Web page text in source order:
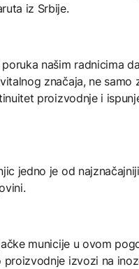
iz Srbije.
našim radnicima
značaja, ne samo
proizvodnje i
jedno je od
municije u ovom
izvozi na